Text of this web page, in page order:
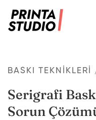
BASKI TEKNIKLERI
Serigrafi
Sorun